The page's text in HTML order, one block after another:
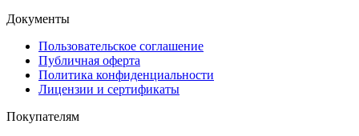
Документы
Пользовательское соглашение
Публичная оферта
Политика конфиденциальности
Лицензии и сертификаты
Покупателям